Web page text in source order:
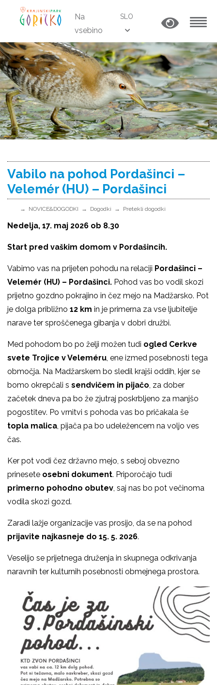
Na
vsebino
SLO
Vabilo na pohod Pordašinci –
Velemér (HU) – Pordašinci
NOVICE&DOGODKI Dogodki Pretekli dogodki
Nedelja, 17. maj 2026 ob 8.30
Start pred vaškim domom v Pordašincih.
Vabimo vas na prijeten pohodu na relaciji Pordašinci –
Velemér (HU) – Pordašinci. Pohod vas bo vodil skozi
prijetno gozdno pokrajino in čez mejo na Madžarsko. Pot
je dolga približno 12 km in je primerna za vse ljubitelje
narave ter sproščenega gibanja v dobri družbi.
Med pohodom bo po želji možen tudi ogled Cerkve
svete Trojice v Veleméru, ene izmed posebnosti tega
območja. Na Madžarskem bo sledil krajši oddih, kjer se
bomo okrepčali s sendvičem in pijačo, za dober
začetek dneva pa bo že zjutraj poskrbljeno za manjšo
pogostitev. Po vrnitvi s pohoda vas bo pričakala še
topla malica, pijača pa bo udeležencem na voljo ves
čas.
Ker pot vodi čez državno mejo, s seboj obvezno
prinesete osebni dokument. Priporočajo tudi
primerno pohodno obutev, saj nas bo pot večinoma
vodila skozi gozd.
Zaradi lažje organizacije vas prosijo, da se na pohod
prijavite najkasneje do 15. 5. 2026.
Veselijo se prijetnega druženja in skupnega odkrivanja
naravnih ter kulturnih posebnosti obmejnega prostora.